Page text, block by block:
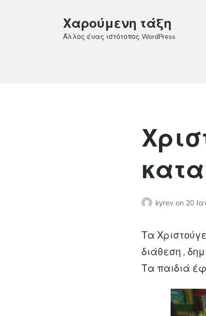
Χαρούμενη τάξη
Άλλος ένας ιστότοπος WordPress
kyrevon 20
Τα
διάθεση ,
Τα παιδιά